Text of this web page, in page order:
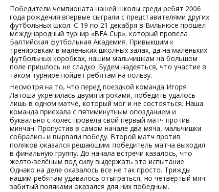
Победители чемпионата нашей школы среди ребят 2006
года рождения впервые сыграли с представителями других
футбольных школ. С 19 по 21 декабря в Вильнюсе прошел
международный турнир «BFA Cup», который провела
Балтийская футбольная Академия. Привыкшим к
тренировкам в маленьких школных залах, да на маленьких
футбольных коробках, нашим мальчишкам на большом
поле пришлось не сладко. Будем надеяться, что участие в
таком турнире пойдёт ребятам на пользу.
Несмотря на то, что перед поездкой команда Игоря
Латоша укрепилась двумя игроками, победить удалось
лишь в одном матче, который мог и не состояться. Наша
команда приехала с пятиминутным опозданием и
буквально с колес провела свой первый матч против
минчан. Пропустив в самом начале два мяча, мальчишки
собрались и вырвали победу. Второй матч против
поляков оказался решающим: победитель матча выходил
в финальную группу. До начала встречи казалось, что
желто-зелёным под силу выдержать это испытание.
Однако на деле оказалось все не так просто. Трижды
нашим ребятам удавалось отыграться, но четвертый мяч
забитый поляками оказался для них победным.